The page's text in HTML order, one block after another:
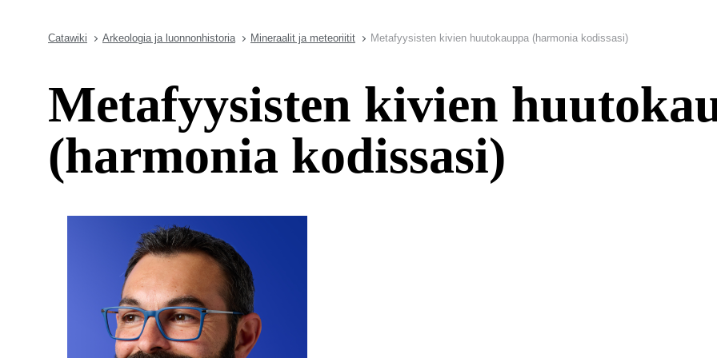
Catawiki Arkeologia ja luonnonhistoria Mineraalit ja meteoriitit Metafyysisten kivien huutokauppa (harmonia kodissasi)
Metafyysisten kivien
(harmonia kodissasi)